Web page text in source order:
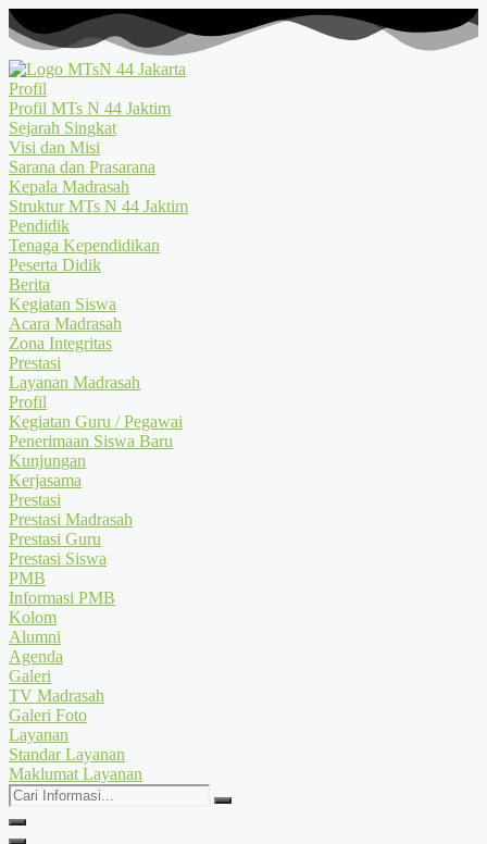
Profil
Profil MTs N 44 Jaktim
Sejarah Singkat
Visi dan Misi
Sarana dan Prasarana
Kepala Madrasah
Struktur MTs N 44 Jaktim
Pendidik
Tenaga Kependidikan
Peserta Didik
Berita
Kegiatan Siswa
Acara Madrasah
Zona Integritas
Prestasi
Layanan Madrasah
Profil
Kegiatan Guru / Pegawai
Penerimaan Siswa Baru
Kunjungan
Kerjasama
Prestasi
Prestasi Madrasah
Prestasi Guru
Prestasi Siswa
PMB
Informasi PMB
Kolom
Alumni
Agenda
Galeri
TV Madrasah
Galeri Foto
Layanan
Standar Layanan
Maklumat Layanan
Cari
Informasi...